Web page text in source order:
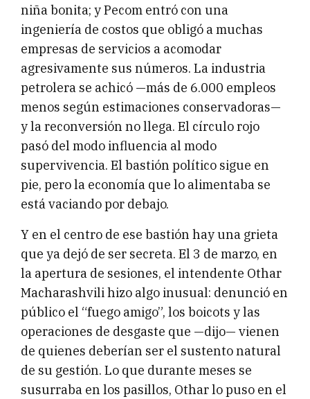
niña bonita; y Pecom entró con una
ingeniería de costos que obligó a muchas
empresas de servicios a acomodar
agresivamente sus números. La industria
petrolera se achicó —más de 6.000 empleos
menos según estimaciones conservadoras—
y la reconversión no llega. El círculo rojo
pasó del modo influencia al modo
supervivencia. El bastión político sigue en
pie, pero la economía que lo alimentaba se
está vaciando por debajo.
Y en el centro de ese bastión hay una grieta
que ya dejó de ser secreta. El 3 de marzo, en
la apertura de sesiones, el intendente Othar
Macharashvili hizo algo inusual: denunció en
público el “fuego amigo”, los boicots y las
operaciones de desgaste que —dijo— vienen
de quienes deberían ser el sustento natural
de su gestión. Lo que durante meses se
susurraba en los pasillos, Othar lo puso en el